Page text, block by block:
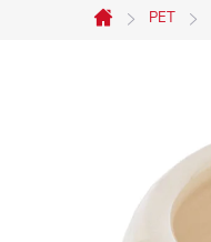
Domov
PET